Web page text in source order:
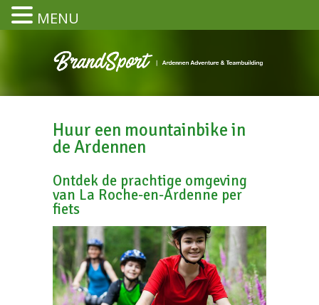
Huur een mountainbike in
de Ardennen
Ontdek de prachtige omgeving
van La Roche-en-Ardenne per
fiets
MENU